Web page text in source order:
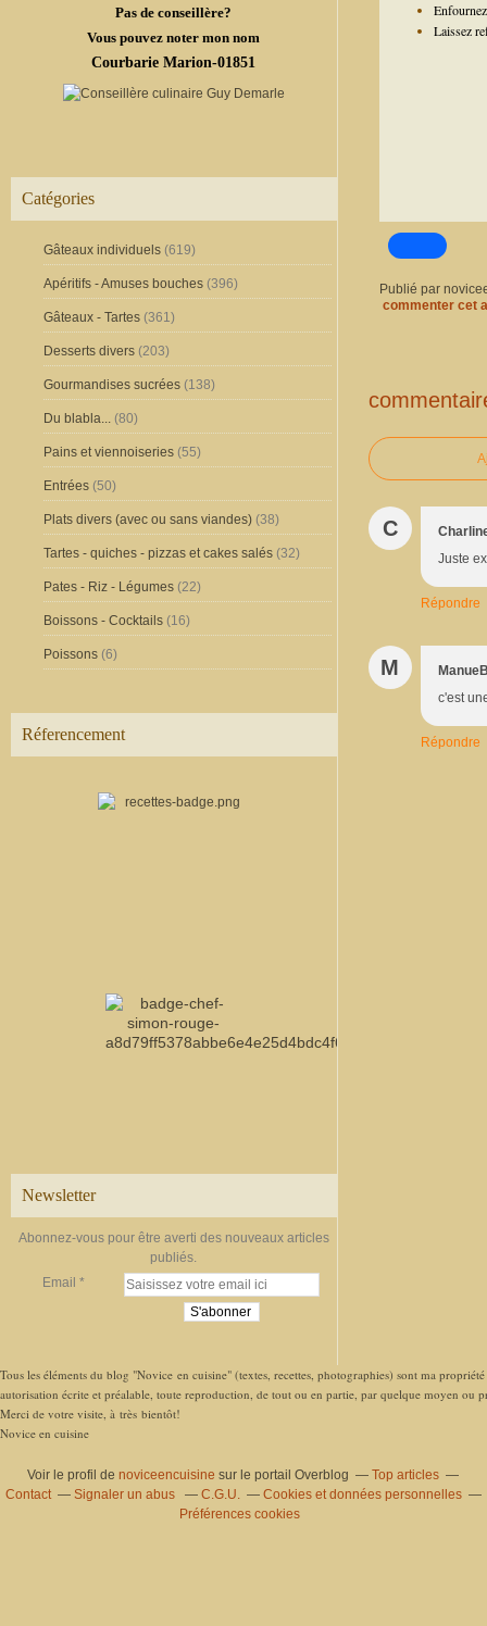
Pas de conseillère?
Vous pouvez noter mon nom
Courbarie Marion-01851
Catégories
Gâteaux individuels (619)
Apéritifs - Amuses bouches (396)
Gâteaux - Tartes (361)
Desserts divers (203)
Gourmandises sucrées (138)
Du blabla... (80)
Pains et viennoiseries (55)
Entrées (50)
Plats divers (avec ou sans viandes) (38)
Tartes - quiches - pizzas et cakes salés (32)
Pates - Riz - Légumes (22)
Boissons - Cocktails (16)
Poissons (6)
Réferencement
Newsletter
Abonnez-vous pour être averti des nouveaux articles
publiés.
Email
Laissez
Publié par
commenter cet
C
Juste
Répondre
M
c'est
Répondre
Tous les éléments du blog "Novice en cuisine" (textes, recettes, photographies) sont ma
autorisation écrite et préalable, toute reproduction, de tout ou en partie, par quelque moyen ou
Merci de votre visite, à très bientôt!
Novice en cuisine
Voir le profil denoviceencuisine sur le portail Overblog
Top articles
Contact
Signaler un abus C.G.U.
Cookies et données personnelles
Préférences cookies